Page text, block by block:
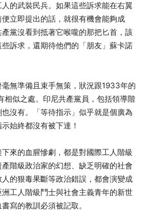
的武裝民兵。如果這些訴求能在右翼
立即提出的話，就很有機會能夠成
黨沒看到抵著它喉嚨的那把匕首，該
訴求，還期待他們的「朋友」蘇卡諾
無準備且束手無策，狀況跟1933年的
相似之處。印尼共產黨員，包括領導階
沒有。「等待指示」似乎就是個廣為
始終都沒有被下達！
來的血腥慘劇，都是對國際工人階級
階級政治家的幻想、缺乏明確的社會
的狠毒果斷等政治錯誤，都會演變成
工人階級鬥士與社會主義青年的新世
寫的教訓必須被記取。